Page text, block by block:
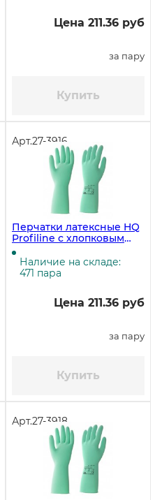
Цена 211.36 руб
за пару
Купить
Арт.27-3916
Перчатки латексные HQ
Profiline с хлопковым
напылением, размер L
(8,5-9), зелёные (ЧЗ)
Наличие на складе:
471 пара
Цена 211.36 руб
за пару
Купить
Арт.27-3918